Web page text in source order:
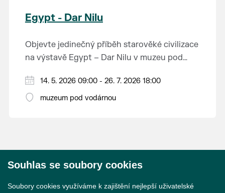
Egypt - Dar Nilu
Objevte jedinečný příběh starověké civilizace
na výstavě Egypt – Dar Nilu v muzeu pod
Výstava představuje umění starého Egypta,
autentickou hrobku se sarkofágem i
na tuto fascinující epochu.
2026 v muzeu pod vodárnou.
14. 5. 2026 09:00 - 26. 7. 2026 18:00
muzeum pod vodárnou
Souhlas se soubory cookies
Soubory cookies využíváme k zajištění nejlepší uživatelské